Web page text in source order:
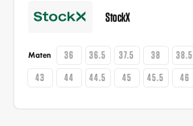
StockX
Maten 36 36.5 37.5 38 38.5
43
44 44.5 45 45.5 46